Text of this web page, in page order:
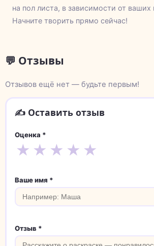
на пол листа, в зависимости от ваших
Начните творить прямо сейчас!
💬 Отзывы
Отзывов ещё нет — будьте первым!
✍️ Оставить отзыв
Оценка *
★ ★ ★ ★ ★
Ваше имя *
Отзыв *